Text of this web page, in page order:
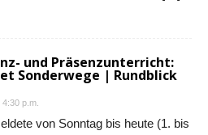
und Präsenzunterricht:
Sonderwege | Rundblick
p.m.
von Sonntag bis heute (1. bis